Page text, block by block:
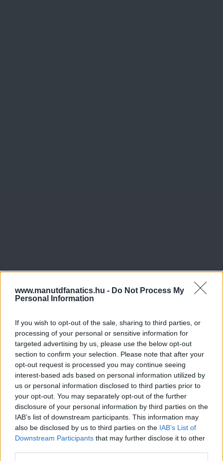
www.manutdfanatics.hu - Do Not Process My
Personal Information
If you wish to opt-out of the sale, sharing to third parties, or
processing of your personal or sensitive information for
targeted advertising by us, please use the below opt-out
section to confirm your selection. Please note that after your
opt-out request is processed you may continue seeing
interest-based ads based on personal information utilized by
us or personal information disclosed to third parties prior to
your opt-out. You may separately opt-out of the further
disclosure of your personal information by third parties on the
IAB’s list of downstream participants. This information may
also be disclosed by us to third parties on the IAB’s List of
Downstream Participants that may further disclose it to other